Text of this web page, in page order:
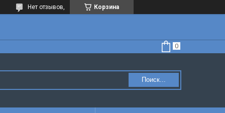
Корзина
Нет отзывов,
Поиск...